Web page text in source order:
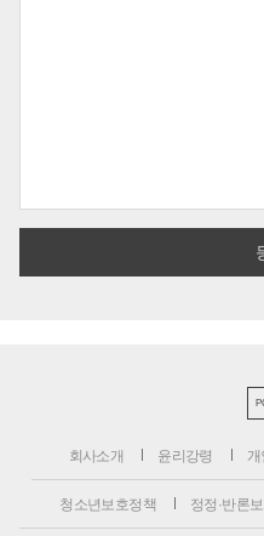
회사소개 윤리강령
청소년보호정책 정정·반론